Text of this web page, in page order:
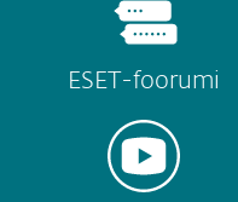
ESET-foorumi